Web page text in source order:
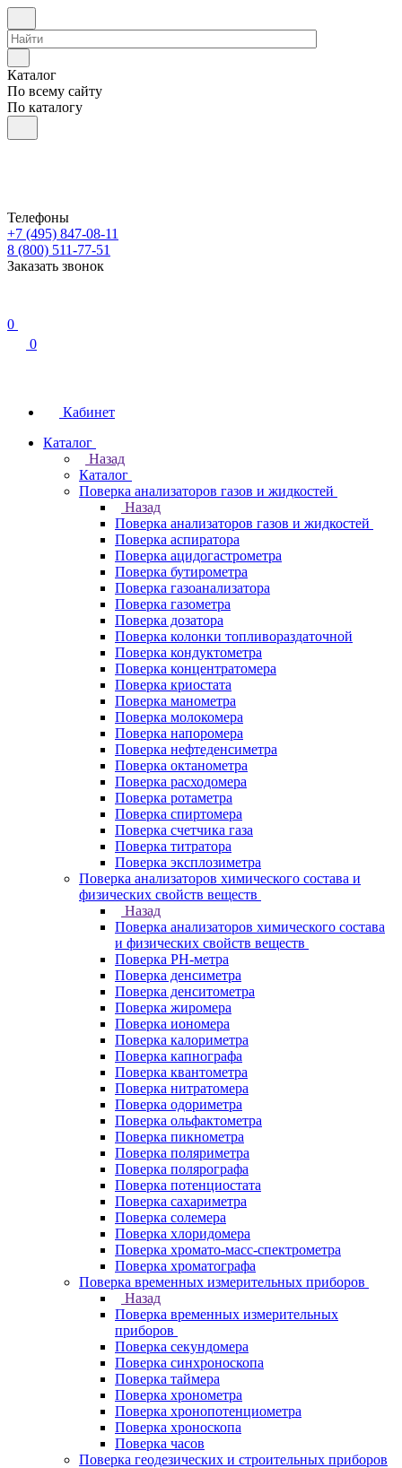
Каталог
По всему сайту
По каталогу
Телефоны
+7 (495) 847-08-11
8 (800) 511-77-51
Заказать звонок
0
0
Кабинет
Каталог
Назад
Каталог
Поверка анализаторов газов и жидкостей
Назад
Поверка анализаторов газов и жидкостей
Поверка аспиратора
Поверка ацидогастрометра
Поверка бутирометра
Поверка газоанализатора
Поверка газометра
Поверка дозатора
Поверка колонки топливораздаточной
Поверка кондуктометра
Поверка концентратомера
Поверка криостата
Поверка манометра
Поверка молокомера
Поверка напоромера
Поверка нефтеденсиметра
Поверка октанометра
Поверка расходомера
Поверка ротаметра
Поверка спиртомера
Поверка счетчика газа
Поверка титратора
Поверка эксплозиметра
Поверка анализаторов химического состава и
физических свойств веществ
Назад
Поверка анализаторов химического состава
и физических свойств веществ
Поверка PH-метра
Поверка денсиметра
Поверка денситометра
Поверка жиромера
Поверка иономера
Поверка калориметра
Поверка капнографа
Поверка квантометра
Поверка нитратомера
Поверка одориметра
Поверка ольфактометра
Поверка пикнометра
Поверка поляриметра
Поверка полярографа
Поверка потенциостата
Поверка сахариметра
Поверка солемера
Поверка хлоридомера
Поверка хромато-масс-спектрометра
Поверка хроматографа
Поверка временных измерительных приборов
Назад
Поверка временных измерительных
приборов
Поверка секундомера
Поверка синхроноскопа
Поверка таймера
Поверка хронометра
Поверка хронопотенциометра
Поверка хроноскопа
Поверка часов
Поверка геодезических и строительных приборов